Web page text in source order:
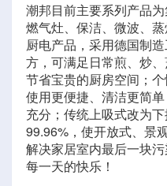
潮邦目前主要系列产品为
燃气灶、保洁、微波、
厨电产品，采用德国制
方，可满足日常煎、炒
节省宝贵的厨房空间；
使用更便捷、清洁更简
充分；传统上吸式改为
99.96%，使开放式、景
解决家居室内最后一块
每一天的快乐！